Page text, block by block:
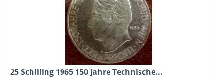
25 Schilling 1965 150 Jahre Technische...